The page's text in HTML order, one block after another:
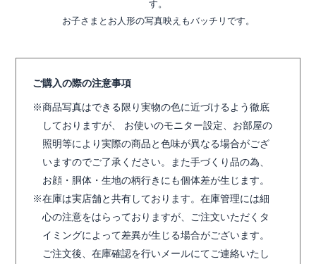
す。
お子さまとお人形の写真映えもバッチリです。
ご購入の際の注意事項
商品写真はできる限り実物の色に近づけるよう徹底
しておりますが、 お使いのモニター設定、お部屋の
照明等により実際の商品と色味が異なる場合がござ
いますのでご了承ください。また手づくり品の為、
お顔・胴体・生地の柄行きにも個体差が生じます。
在庫は実店舗と共有しております。在庫管理には細
心の注意をはらっておりますが、ご注文いただくタ
イミングによって差異が生じる場合がございます。
ご注文後、在庫確認を行いメールにてご連絡いたし